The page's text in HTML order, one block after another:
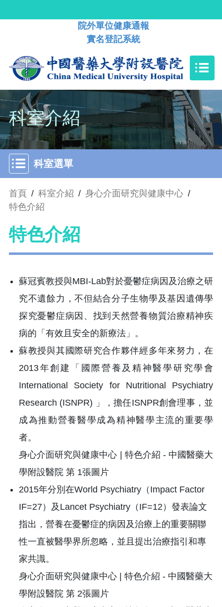
院外單位健康通報
實名登記系統
科室介紹
科室選單
首頁 / 科室介紹 / 身心介面研究與健康中心 /
特色介紹
特色介紹
蘇冠賓教授與MBI-Lab對於憂鬱症病因及治療之研
究不遺餘力，不但結合分子生物學及基因遺傳學
探究憂鬱症病因、找到天然營養物質治療精神疾
病的「有效且安全的新療法」。
蘇教授與其國際研究合作夥伴經多年來努力，在
2013年創建「國際營養及精神醫學研究學會
International Society for Nutritional Psychiatry
Research (ISNPR) 」，擔任ISNPR創會理事，並
成為推動營養醫學成為精神醫學主流的重要學
者。
2015年分別在World Psychiatry（Impact Factor
IF=27）及Lancet Psychiatry（IF=12）發表論文
指出，營養在憂鬱症的病因及治療上的重要關聯
性一直被醫學界所忽略，並且提出治療指引和專
家共識。